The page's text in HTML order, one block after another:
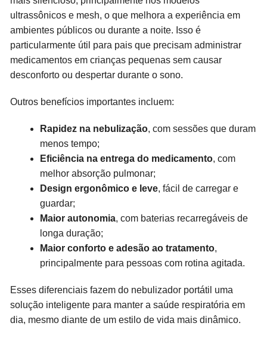
ultrassônicos e mesh, o que melhora a experiência em
ambientes públicos ou durante a noite. Isso é
particularmente útil para pais que precisam administrar
medicamentos em crianças pequenas sem causar
desconforto ou despertar durante o sono.
Outros benefícios importantes incluem:
Rapidez na nebulização, com sessões que duram
menos tempo;
Eficiência na entrega do medicamento, com
melhor absorção pulmonar;
Design ergonômico e leve, fácil de carregar e
guardar;
Maior autonomia, com baterias recarregáveis de
longa duração;
Maior conforto e adesão ao tratamento,
principalmente para pessoas com rotina agitada.
Esses diferenciais fazem do nebulizador portátil uma
solução inteligente para manter a saúde respiratória em
dia, mesmo diante de um estilo de vida mais dinâmico.